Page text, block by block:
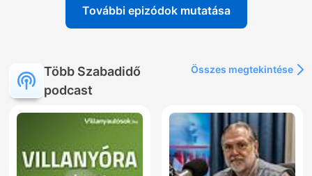
További epizódok mutatása
Több Szabadidő
podcast
Összes megtekintése